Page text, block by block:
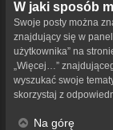
W jaki sposób
Swoje posty można
znajdujący się w
użytkownika” na
„Więcej…”
wyszukać swoje
skorzystaj z
Na górę